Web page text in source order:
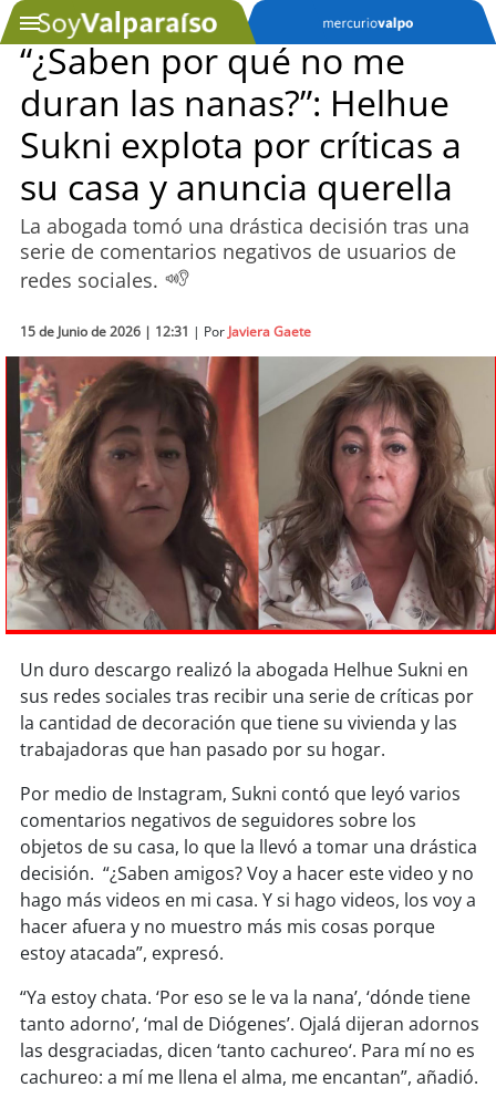
SOYTV
Podcast
Actualidad
Entretención
Economía
Deportes
Tecnología
Sostenibilidad
soy chile
soyarica
soyiquique
soycalama
antofagasta
soycopiapó
valparaíso
soyquillota
soysanantonio
soychillán
“¿Saben por qué no me
duran las nanas?”: Helhue
Sukni explota por críticas a
su casa y anuncia querella
La abogada tomó una drástica decisión tras una
serie de comentarios negativos de usuarios de
redes sociales.
15 de Junio de 2026 | 12:31 | Por Javiera Gaete
Un duro descargo realizó la abogada Helhue Sukni en
sus redes sociales tras recibir una serie de críticas por
la cantidad de decoración que tiene su vivienda y las
trabajadoras que han pasado por su hogar.
Por medio de Instagram, Sukni contó que leyó varios
comentarios negativos de seguidores sobre los
objetos de su casa, lo que la llevó a tomar una drástica
decisión. “¿Saben amigos? Voy a hacer este video y no
hago más videos en mi casa. Y si hago videos, los voy a
hacer afuera y no muestro más mis cosas porque
estoy atacada”, expresó.
“Ya estoy chata. ‘Por eso se le va la nana’, ‘dónde tiene
tanto adorno’, ‘mal de Diógenes’. Ojalá dijeran adornos
las desgraciadas, dicen ‘tanto cachureo‘. Para mí no es
cachureo: a mí me llena el alma, me encantan”, añadió.